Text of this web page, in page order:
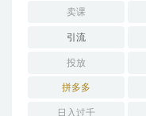
卖课
引流
投放
拼多多
日入过千